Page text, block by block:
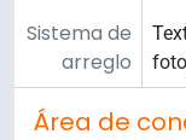
Sistema de
arreglo
Área de